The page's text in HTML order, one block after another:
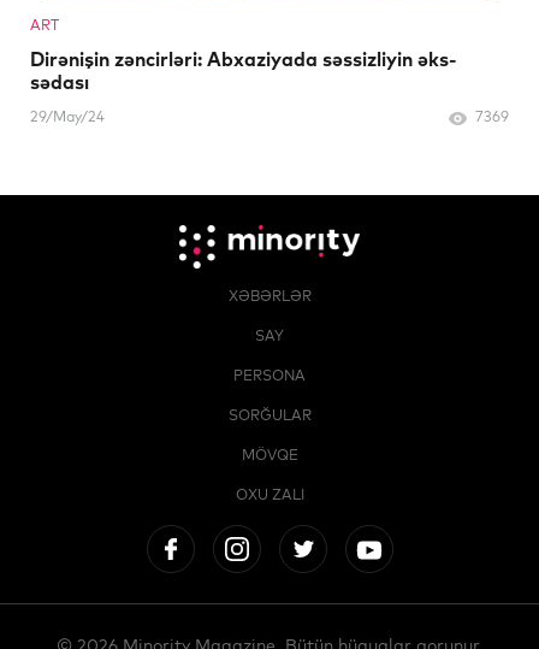
ART
Dirənişin zəncirləri: Abxaziyada səssizliyin əks-
sədası
29/May/24 7369
XƏBƏRLƏR
SAY
PERSONA
SORĞULAR
MÖVQE
OXU ZALI